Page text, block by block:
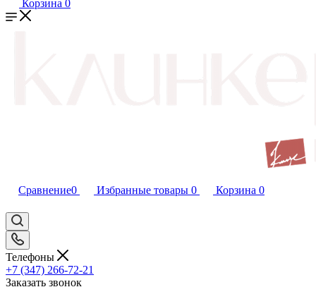
Корзина 0
Сравнение0 Избранные товары 0 Корзина 0
Телефоны
+7 (347) 266-72-21
Заказать звонок